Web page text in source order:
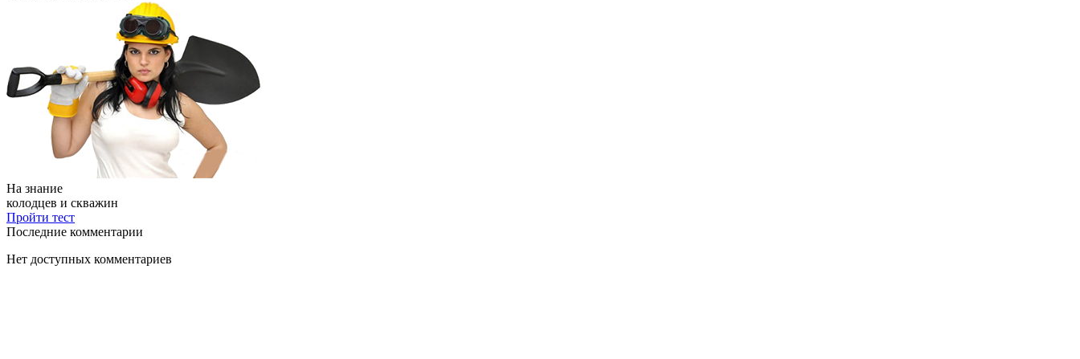
На знание
колодцев и скважин
Пройти тест
Последние комментарии
Нет доступных комментариев